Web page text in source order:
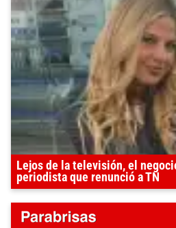
Lejos de la televisión, el
periodista que renunció a TN